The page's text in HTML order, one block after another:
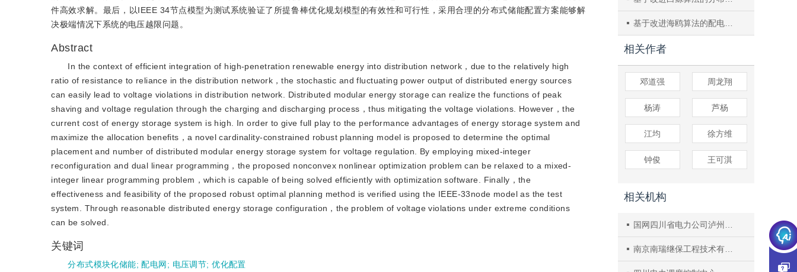
件高效求解。最后，以IEEE 34节点模型为测试系统验证了所提鲁棒优化规划模型的有效性和可行性，采用合理的分布式储能配置方案能够解
决极端情况下系统的电压越限问题。
Abstract
In the context of efficient integration of high-penetration renewable energy into distribution network，due to the relatively high
ratio of resistance to reliance in the distribution network，the stochastic and fluctuating power output of distributed energy sources
can easily lead to voltage violations in distribution network. Distributed modular energy storage can realize the functions of peak
shaving and voltage regulation through the charging and discharging process，thus mitigating the voltage violations. However，the
current cost of energy storage system is high. In order to give full play to the performance advantages of energy storage system and
maximize the allocation benefits，a novel cardinality-constrained robust planning model is proposed to determine the optimal
placement and number of distributed modular energy storage system for voltage regulation. By employing mixed-integer
reconfiguration and dual linear programming，the proposed nonconvex nonlinear optimization problem can be relaxed to a mixed-
integer linear programming problem，which is capable of being solved efficiently with optimization software. Finally，the
effectiveness and feasibility of the proposed robust optimal planning method is verified using the IEEE-33node model as the test
system. Through reasonable distributed energy storage configuration，the problem of voltage violations under extreme conditions
can be solved.
关键词
分布式模块化储能;配电网; 电压调节;优化配置
基于改进海鸥算法的配电网分布式电源优化配置
相关作者
邓道强 周龙翔
杨涛 芦杨
江均 徐方维
钟俊 王可淇
相关机构
国网四川省电力公司泸州供电公司
南京南瑞继保工程技术有限公司